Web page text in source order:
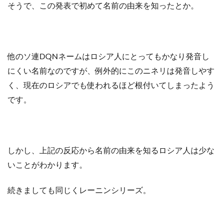
そうで、この発表で初めて名前の由来を知ったとか。
他のソ連DQNネームはロシア人にとってもかなり発音し
にくい名前なのですが、例外的にこのニネリは発音しやす
く、現在のロシアでも使われるほど根付いてしまったよう
です。
しかし、上記の反応から名前の由来を知るロシア人は少な
いことがわかります。
続きましても同じくレーニンシリーズ。